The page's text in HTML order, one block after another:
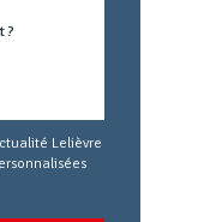
Lelièvre